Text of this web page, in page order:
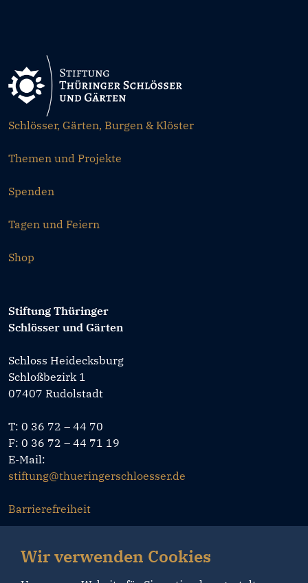
Schlösser, Gärten, Burgen & Klöster
Themen und Projekte
Spenden
Tagen und Feiern
Shop
Stiftung Thüringer
Schlösser und Gärten
Schloss Heidecksburg
Schloßbezirk 1
07407 Rudolstadt
T: 0 36 72 – 44 70
F: 0 36 72 – 44 71 19
E-Mail:
stiftung@thueringerschloesser.de
Barrierefreiheit
Wir verwenden Cookies